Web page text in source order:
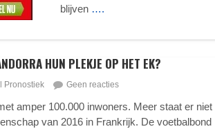
blijven ….
HUN PLEKJE OP HET EK?
Pronostiek Geen reacties
amper 100.000 inwoners. Meer staat er
van 2016 in Frankrijk. De voetbalbond